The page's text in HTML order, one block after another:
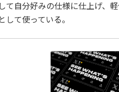
て自分好みの仕様に仕上げ、
て使っている。